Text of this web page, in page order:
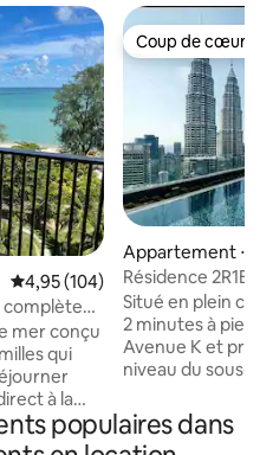
Évaluation moyenne sur la
4,95 (104)
complète
mer conçu
qui
Coup de cœur
Coup de cœur
Appartement ⋅
ur
Résidence 2R1B
piscine sur le toit
Situé en plein
2 minutes à pied
Avenue K et
niveau du sous-
souhaitez visiter.
tours jumelles
populaires dans